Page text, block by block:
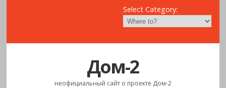
Select Category:
Дом-2
неофициальный сайт о проекте Дом-2